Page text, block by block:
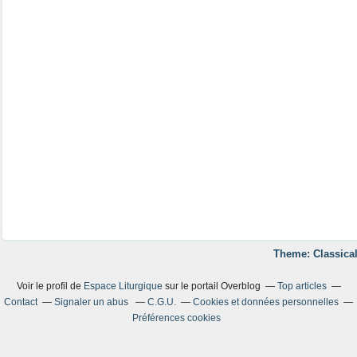
Theme:
Voir le profil de Espace Liturgiquesur le portail Overblog
Top articles
Contact
Signaler un abus C.G.U.
Cookies et données personnelles
Préférences cookies